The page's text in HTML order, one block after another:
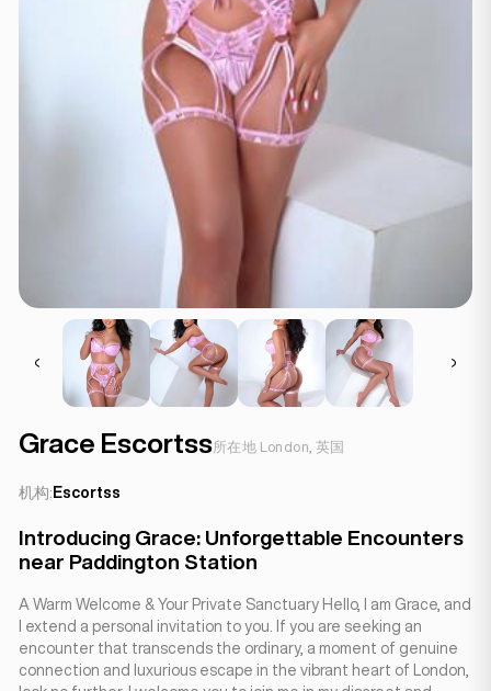
Grace Escortss所在地 London, 英国
机构: Escortss
Introducing Grace: Unforgettable Encounters
near Paddington Station
A Warm Welcome & Your Private Sanctuary Hello, I am Grace, and
I extend a personal invitation to you. If you are seeking an
encounter that transcends the ordinary, a moment of genuine
connection and luxurious escape in the vibrant heart of London,